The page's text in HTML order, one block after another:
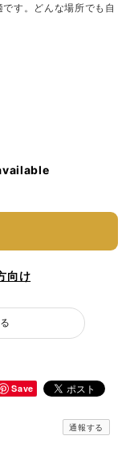
す。どんな場所でも自
向け
Save
通報する